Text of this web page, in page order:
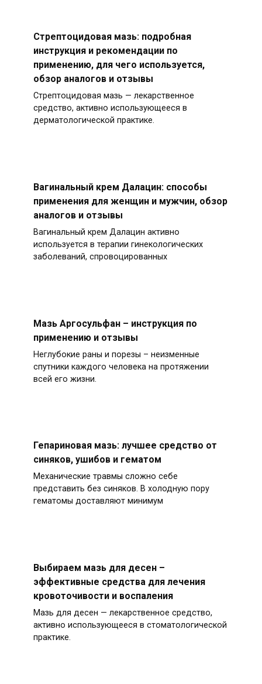
Стрептоцидовая мазь: подробная
инструкция и рекомендации по
применению, для чего используется,
обзор аналогов и отзывы
Стрептоцидовая мазь — лекарственное
средство, активно использующееся в
дерматологической практике.
Вагинальный крем Далацин: способы
применения для женщин и мужчин, обзор
аналогов и отзывы
Вагинальный крем Далацин активно
используется в терапии гинекологических
заболеваний, спровоцированных
Мазь Аргосульфан – инструкция по
применению и отзывы
Неглубокие раны и порезы – неизменные
спутники каждого человека на протяжении
всей его жизни.
Гепариновая мазь: лучшее средство от
синяков, ушибов и гематом
Механические травмы сложно себе
представить без синяков. В холодную пору
гематомы доставляют минимум
Выбираем мазь для десен –
эффективные средства для лечения
кровоточивости и воспаления
Мазь для десен — лекарственное средство,
активно использующееся в стоматологической
практике.